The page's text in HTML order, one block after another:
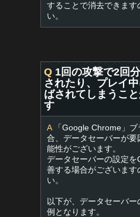
することで消去できます
い。
Q 1回の攻撃で2回
されたり、プレイ
ばされてしまうこ
す
A「Google Chrome」ブ
合、データセーバーが
能性がございます。
データセーバーの設定
善する場合がございます
い。
以下が、データセーバ
例となります。